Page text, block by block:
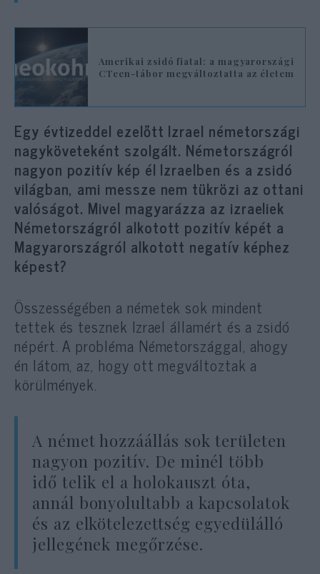
Amerikai zsidó fiatal: a magyarországi
CTeen-tábor megváltoztatta az életem
Egy évtizeddel ezelőtt Izrael németországi
nagyköveteként szolgált. Németországról
nagyon pozitív kép él Izraelben és a zsidó
világban, ami messze nem tükrözi az ottani
valóságot. Mivel magyarázza az izraeliek
Németországról alkotott pozitív képét a
Magyarországról alkotott negatív képhez
képest?
Összességében a németek sok mindent
tettek és tesznek Izrael államért és a zsidó
népért. A probléma Németországgal, ahogy
én látom, az, hogy ott megváltoztak a
körülmények.
A német hozzáállás sok területen
nagyon pozitív. De minél több
idő telik el a holokauszt óta,
annál bonyolultabb a kapcsolatok
és az elkötelezettség egyedülálló
jellegének megőrzése.